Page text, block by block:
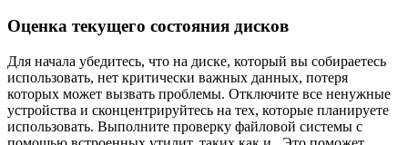
Оценка текущего состояния дисков
Для начала убедитесь, что на диске, который вы собираетесь
использовать, нет критически важных данных, потеря
которых может вызвать проблемы. Отключите все ненужные
устройства и сконцентрируйтесь на тех, которые планируете
использовать. Выполните проверку файловой системы с